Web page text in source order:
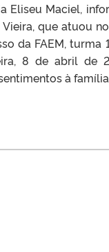
Eliseu Maciel,
que atuou
da FAEM, turma
8 de abril de
à